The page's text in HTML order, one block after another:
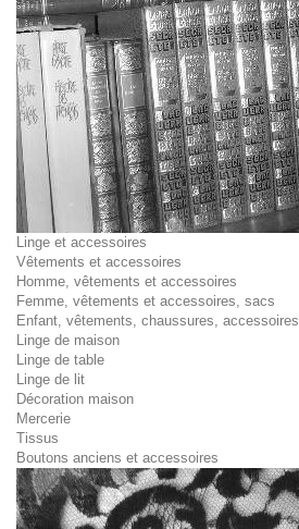
Linge et accessoires
Vêtements et accessoires
Homme, vêtements et accessoires
Femme, vêtements et accessoires, sacs
Enfant, vêtements, chaussures, accessoires
Linge de maison
Linge de table
Linge de lit
Décoration maison
Mercerie
Tissus
Boutons anciens et accessoires